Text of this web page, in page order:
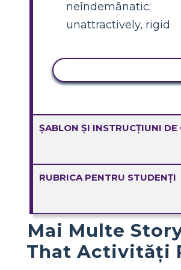
neîndemânatic;
unattractively, rigid
ȘABLON ȘI INSTRUCȚIUNI DE
RUBRICA PENTRU STUDENȚI
Mai Multe
That Activități